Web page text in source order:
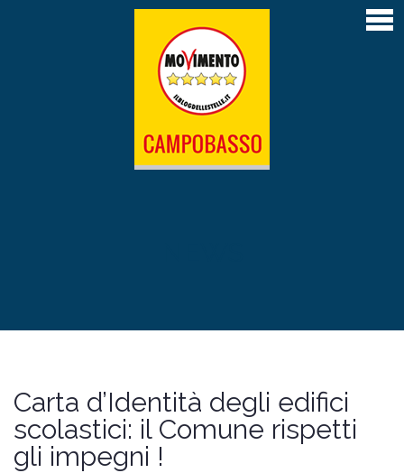
Il programma
Amministrative 2024
Carta d’Identità degli edifici
scolastici: il Comune rispetti
gli impegni !